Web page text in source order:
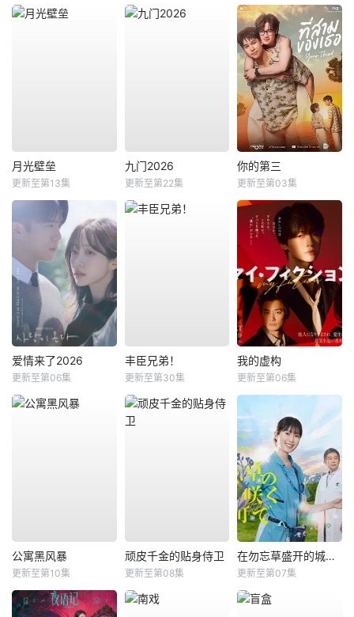
月光壁垒
更新至第13集
九门2026
更新至第22集
你的第三
更新至第03集
爱情来了2026
更新至第06集
丰臣兄弟！
更新至第30集
我的虚构
更新至第06集
公寓黑风暴
更新至第10集
顽皮千金的贴身侍卫
更新至第08集
在勿忘草盛开的城镇 ～安昙野诊疗记～
更新至第07集